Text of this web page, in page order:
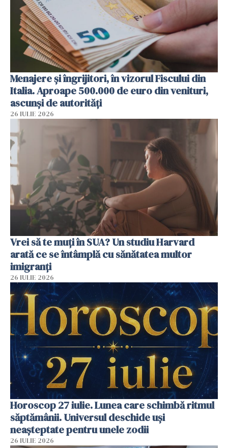
Menajere și îngrijitori, în vizorul Fiscului din
Italia. Aproape 500.000 de euro din venituri,
ascunși de autorități
26 IULIE 2026
Vrei să te muți în SUA? Un studiu Harvard
arată ce se întâmplă cu sănătatea multor
imigranți
26 IULIE 2026
Horoscop 27 iulie. Lunea care schimbă ritmul
săptămânii. Universul deschide uși
neașteptate pentru unele zodii
26 IULIE 2026